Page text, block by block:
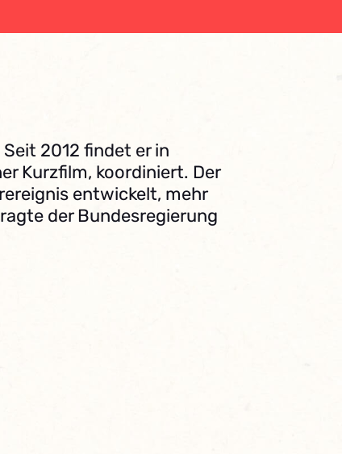
Seit 2012 findet er in
Kurzfilm, koordiniert. Der
entwickelt, mehr
der Bundesregierung